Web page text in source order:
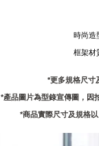
時尚造
框架材
*更多規格尺寸
*產品圖片為型錄宣傳圖，因
*商品實際尺寸及規格